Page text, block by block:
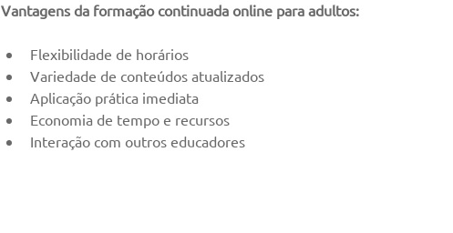
Vantagens da formação continuada online para adultos:
Flexibilidade de horários
Variedade de conteúdos atualizados
Aplicação prática imediata
Economia de tempo e recursos
Interação com outros educadores